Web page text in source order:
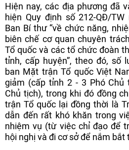
Hiện nay, các địa phương đã
hiện Quy định số 212-QĐ/
Ban Bí thư “về chức năng,
biên chế cơ quan chuyên
Tổ quốc và các tổ chức đoàn
tỉnh, cấp huyện”, theo đó, số
ban Mặt trận Tổ quốc Việt
giảm (cấp tỉnh 2 - 3 Phó Chủ
Chủ tịch), trong khi đó đồng
trận Tổ quốc lại đồng thời là
dẫn đến rất khó khăn trong
nhiệm vụ (từ việc chỉ đạo để
hội nghị và đi cơ sở để nắm bắt